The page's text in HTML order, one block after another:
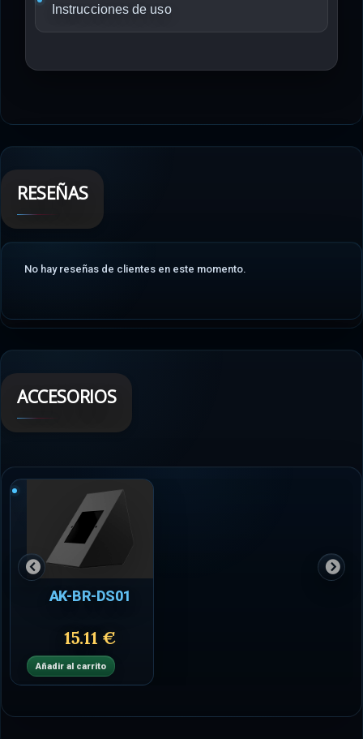
Instrucciones de uso
RESEÑAS
No hay reseñas de clientes en este momento.
ACCESORIOS
AK-BR-DS01
15.11 €
Añadir al carrito